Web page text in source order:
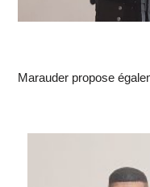
Marauder propose